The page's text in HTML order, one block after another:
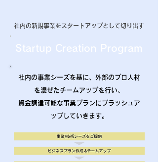
社内の新規事業をスタートアップとして切り出す
Startup Creation Program
社内の事業シーズを基に、外部のプロ人材
を混ぜたチームアップを行い、
資金調達可能な事業プランにブラッシュア
ップしていきます。